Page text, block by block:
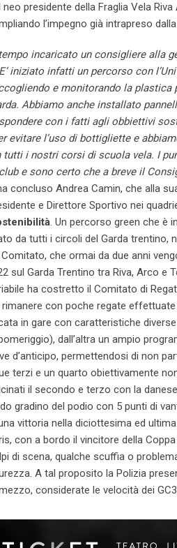
presidente della Fraglia Vela Riva
l’impegno già intrapreso
incaricato un consigliere alla
iniziato infatti un percorso con
e monitorando la
Abbiamo anche installato
con i fatti agli obbiettivi
evitare l’uso di bottigliette e
tutti i nostri corsi di scuola vela. I
e sono certo che a breve il
concluso Andrea Camin, che alla
e Direttore Sportivo nei
. Un percorso green che è
da tutti i circoli del Garda trentino,
che ormai da due anni
sul Garda Trentino tra Riva, Arco e
ha costretto il Comitato di
con poche regate
in gare con caratteristiche
dall’altra un ampio
d’anticipo, permettendosi di non
terzi e un quarto obiettivamente
il secondo e terzo con la
gradino del podio con 5 punti di
vittoria nella diciottesima ed
con a bordo il vincitore della
di scena, qualche scuffia o
A tal proposito la Polizia
considerate le velocità dei